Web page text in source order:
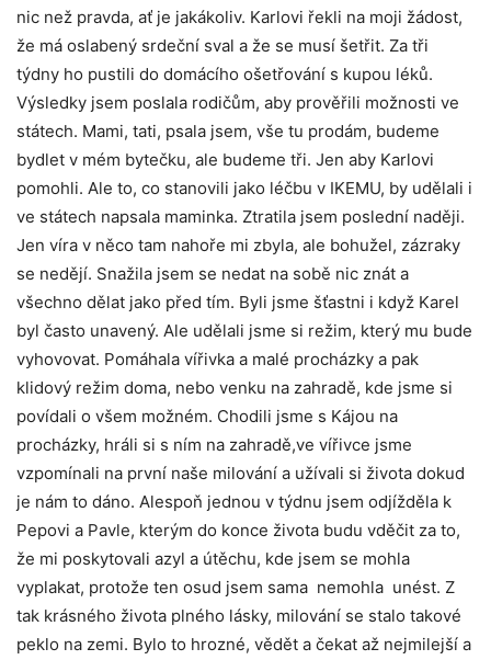
nic než pravda, ať je jakákoliv. Karlovi řekli na moji žádost,
že má oslabený srdeční sval a že se musí šetřit. Za tři
týdny ho pustili do domácího ošetřování s kupou léků.
Výsledky jsem poslala rodičům, aby prověřili možnosti ve
státech. Mami, tati, psala jsem, vše tu prodám, budeme
bydlet v mém bytečku, ale budeme tři. Jen aby Karlovi
pomohli. Ale to, co stanovili jako léčbu v IKEMU, by udělali i
ve státech napsala maminka. Ztratila jsem poslední naději.
Jen víra v něco tam nahoře mi zbyla, ale bohužel, zázraky
se nedějí. Snažila jsem se nedat na sobě nic znát a
všechno dělat jako před tím. Byli jsme šťastni i když Karel
byl často unavený. Ale udělali jsme si režim, který mu bude
vyhovovat. Pomáhala vířivka a malé procházky a pak
klidový režim doma, nebo venku na zahradě, kde jsme si
povídali o všem možném. Chodili jsme s Kájou na
procházky, hráli si s ním na zahradě,ve vířivce jsme
vzpomínali na první naše milování a užívali si života dokud
je nám to dáno. Alespoň jednou v týdnu jsem odjížděla k
Pepovi a Pavle, kterým do konce života budu vděčit za to,
že mi poskytovali azyl a útěchu, kde jsem se mohla
vyplakat, protože ten osud jsem sama nemohla unést. Z
tak krásného života plného lásky, milování se stalo takové
peklo na zemi. Bylo to hrozné, vědět a čekat až nejmilejší a